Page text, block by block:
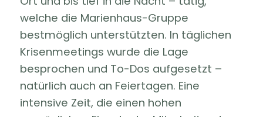
welche die Marienhaus-Gruppe
bestmöglich unterstützten. In täglichen
Krisenmeetings wurde die Lage
besprochen und To-Dos aufgesetzt –
natürlich auch an Feiertagen. Eine
intensive Zeit, die einen hohen